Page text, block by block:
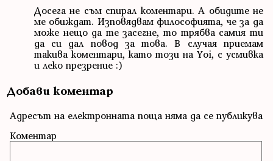
Досега не съм спирал коментари. А обидите не
ме обиждат. Изповядвам философията, че за да
може нещо да те засегне, то трябва самия ти
да си дал повод за това. В случая приемам
такива коментари, като този на Yoi, с усмивка
и леко презрение :)
Добави коментар
Адресът на електронната поща няма да се публикува
Коментар